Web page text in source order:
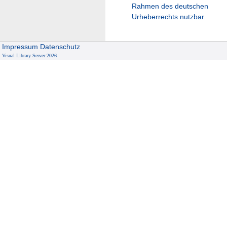
Rahmen des deutschen
Urheberrechts nutzbar.
Impressum Datenschutz
Visual Library Server 2026